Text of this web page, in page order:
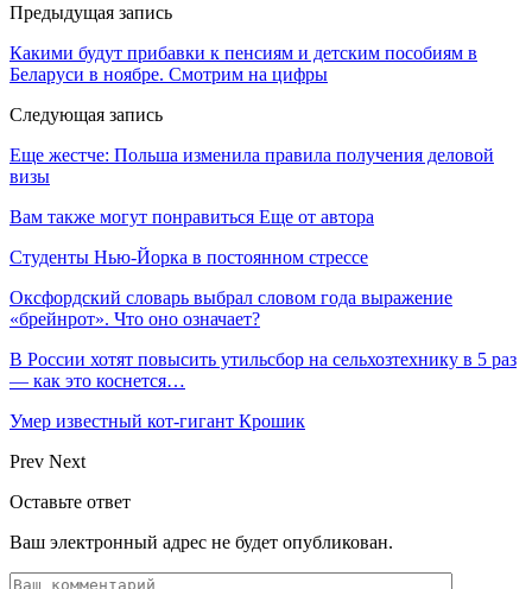
Предыдущая запись
Какими будут прибавки к пенсиям и детским пособиям в
Беларуси в ноябре. Смотрим на цифры
Следующая запись
Еще жестче: Польша изменила правила получения деловой
визы
Вам также могут понравиться Еще от автора
Студенты Нью-Йорка в постоянном стрессе
Оксфордский словарь выбрал словом года выражение
«брейнрот». Что оно означает?
В России хотят повысить утильсбор на сельхозтехнику в 5 раз
— как это коснется…
Умер известный кот-гигант Крошик
Prev Next
Оставьте ответ
Ваш электронный адрес не будет опубликован.